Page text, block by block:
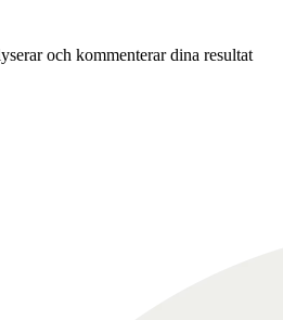
och kommenterar dina resultat